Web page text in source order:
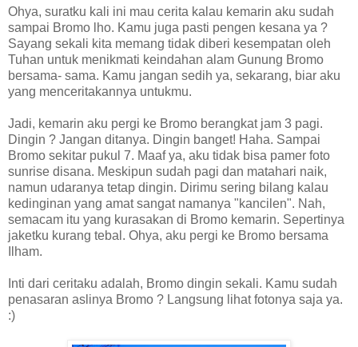
Ohya, suratku kali ini mau cerita kalau kemarin aku sudah
sampai Bromo lho. Kamu juga pasti pengen kesana ya ?
Sayang sekali kita memang tidak diberi kesempatan oleh
Tuhan untuk menikmati keindahan alam Gunung Bromo
bersama- sama. Kamu jangan sedih ya, sekarang, biar aku
yang menceritakannya untukmu.
Jadi, kemarin aku pergi ke Bromo berangkat jam 3 pagi.
Dingin ? Jangan ditanya. Dingin banget! Haha. Sampai
Bromo sekitar pukul 7. Maaf ya, aku tidak bisa pamer foto
sunrise disana. Meskipun sudah pagi dan matahari naik,
namun udaranya tetap dingin. Dirimu sering bilang kalau
kedinginan yang amat sangat namanya "kancilen". Nah,
semacam itu yang kurasakan di Bromo kemarin. Sepertinya
jaketku kurang tebal. Ohya, aku pergi ke Bromo bersama
Ilham.
Inti dari ceritaku adalah, Bromo dingin sekali. Kamu sudah
penasaran aslinya Bromo ? Langsung lihat fotonya saja ya.
:)